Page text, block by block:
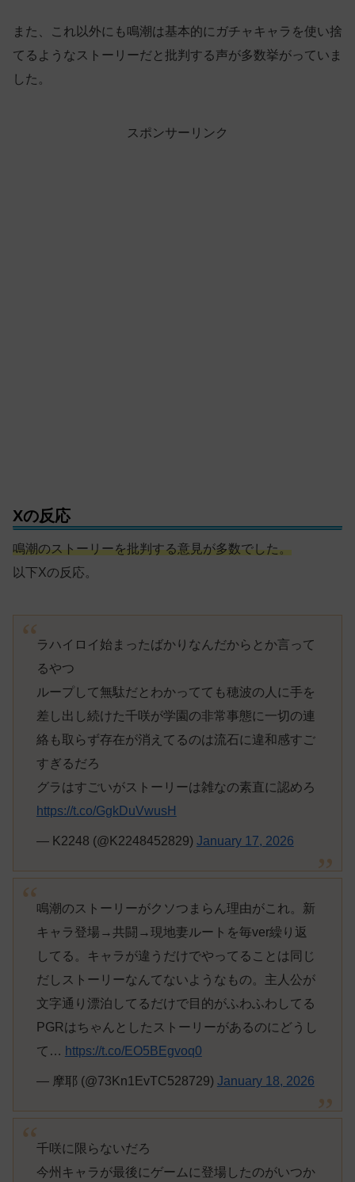
また、これ以外にも鳴潮は基本的にガチャキャラを使い捨
てるようなストーリーだと批判する声が多数挙がっていま
した。
スポンサーリンク
Xの反応
鳴潮のストーリーを批判する意見が多数でした。
以下Xの反応。
ラハイロイ始まったばかりなんだからとか言って
るやつ
ループして無駄だとわかってても穂波の人に手を
差し出し続けた千咲が学園の非常事態に一切の連
絡も取らず存在が消えてるのは流石に違和感すご
すぎるだろ
グラはすごいがストーリーは雑なの素直に認めろ
https://t.co/GgkDuVwusH
— K2248 (@K2248452829) January 17, 2026
鳴潮のストーリーがクソつまらん理由がこれ。新
キャラ登場→共闘→現地妻ルートを毎ver繰り返
してる。キャラが違うだけでやってることは同じ
だしストーリーなんてないようなもの。主人公が
文字通り漂泊してるだけで目的がふわふわしてる
PGRはちゃんとしたストーリーがあるのにどうし
て… https://t.co/EO5BEgvoq0
— 摩耶 (@73Kn1EvTC528729) January 18, 2026
千咲に限らないだろ
今州キャラが最後にゲームに登場したのがいつか